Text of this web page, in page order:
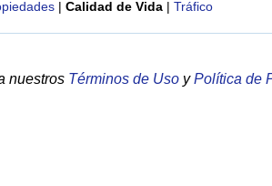
| Calidad de Vida | Tráfico
nuestros Términos de Uso yPolítica de